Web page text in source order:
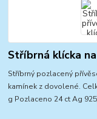
Stříbrná klícka
Stříbrný pozlacený
kamínek z dovolené.
g Pozlaceno 24 ct Ag